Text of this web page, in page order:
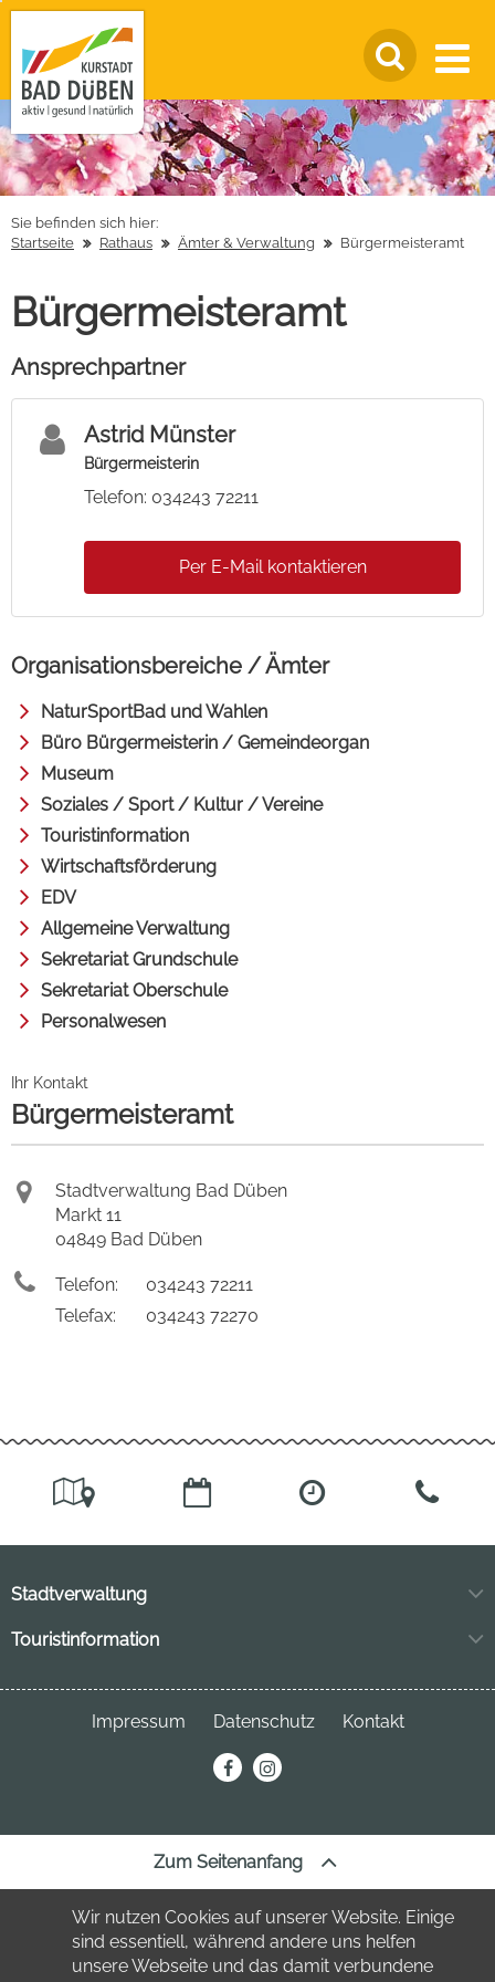
Sie befinden sich hier:
Startseite
Rathaus Ämter & Verwaltung Bürgermeisteramt
Bürgermeisteramt
Ansprechpartner
Astrid Münster
Bürgermeisterin
Telefon: 034243 72211
Per E-Mail kontaktieren
Organisationsbereiche / Ämter
NaturSportBad und Wahlen
Büro Bürgermeisterin / Gemeindeorgan
Museum
Soziales / Sport / Kultur / Vereine
Touristinformation
Wirtschaftsförderung
EDV
Allgemeine Verwaltung
Sekretariat Grundschule
Sekretariat Oberschule
Personalwesen
Ihr Kontakt
Bürgermeisteramt
Stadtverwaltung Bad Düben
Markt 11
04849 Bad Düben
Telefon:
034243 72211
Telefax:
034243 72270
Stadtverwaltung
Markt 11
034243 7220
Touristinformation
Neuhofstraße 3
04849 Bad Düben
Impressum Datenschutz Kontakt
Zum Seitenanfang
Wir nutzen Cookies auf unserer Website. Einige
sind essentiell, während andere uns helfen
unsere Webseite und das damit verbundene